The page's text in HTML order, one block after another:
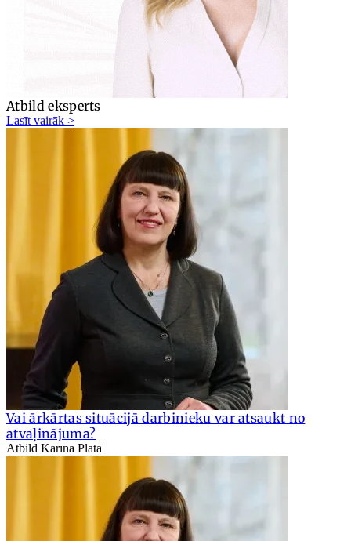
Atbild eksperts
Lasīt vairāk >
Vai ārkārtas situācijā darbinieku var atsaukt no
atvaļinājuma?
Atbild Karīna Platā